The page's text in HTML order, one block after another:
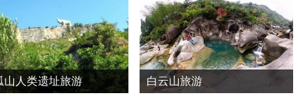
山人类遗址旅游 白云山旅游